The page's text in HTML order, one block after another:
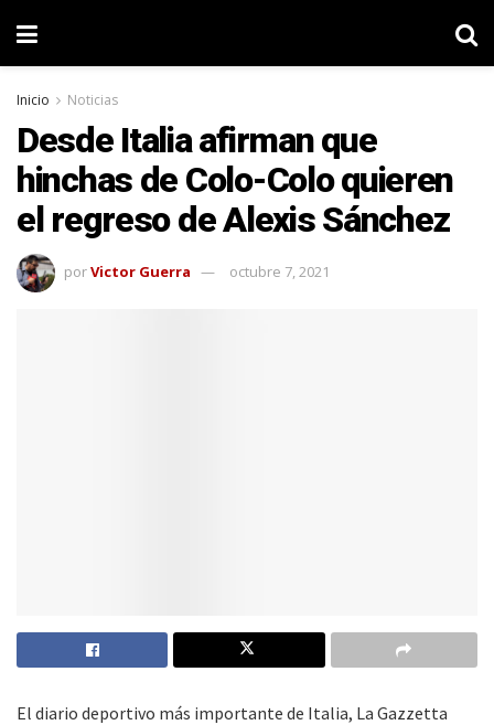
Inicio Noticias
Desde Italia afirman que
hinchas de Colo-Colo quieren
el regreso de Alexis Sánchez
porVictor Guerra octubre 7, 2021
El diario deportivo más importante de Italia, La Gazzetta